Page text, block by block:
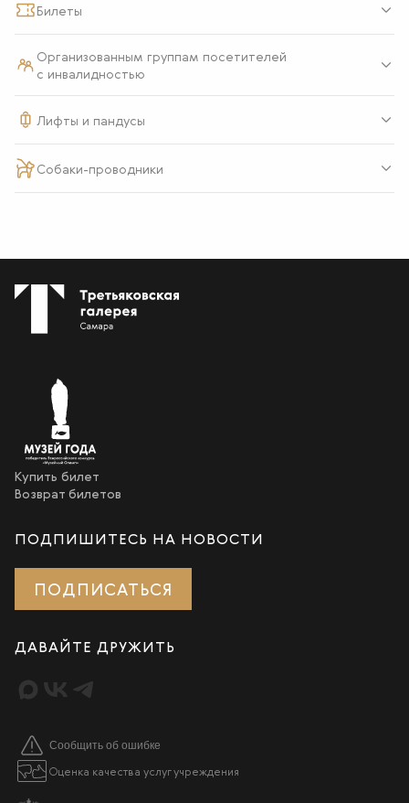
Билеты
Организованным группам посетителей
с инвалидностью
Лифты и пандусы
Собаки-проводники
Купить билет
Возврат билетов
ПОДПИШИТЕСЬ НА НОВОСТИ
ПОДПИСАТЬСЯ
ДАВАЙТЕ ДРУЖИТЬ
Сообщить об ошибке
Оценка качества услуг учреждения